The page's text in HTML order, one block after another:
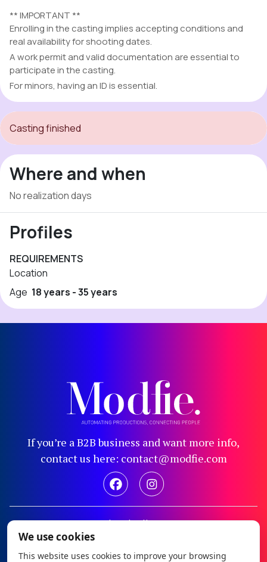
** IMPORTANT **
Enrolling in the casting implies accepting conditions and
real availability for shooting dates.
A work permit and valid documentation are essential to
participate in the casting.
For minors, having an ID is essential.
Casting finished
Where and when
No realization days
Profiles
REQUIREMENTS
Location
Age 18 years - 35 years
If you’re a B2B business and want more info,
contact us here: contact@modfie.com
Legal notice
Cookie policy
We use cookies
This website uses cookies to improve your browsing